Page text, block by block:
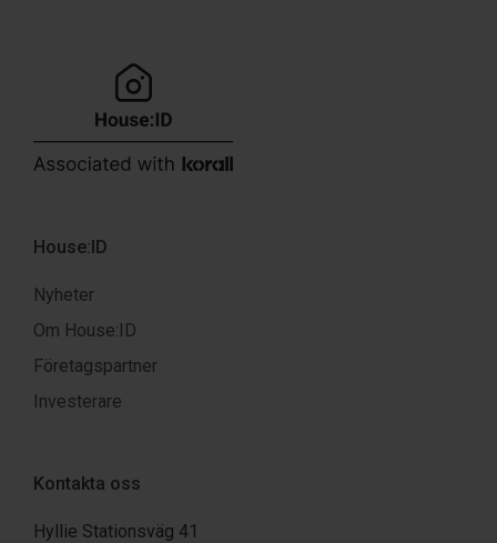
House:ID
Nyheter
Om House:ID
Företagspartner
Investerare
Kontakta oss
Hyllie Stationsväg 41